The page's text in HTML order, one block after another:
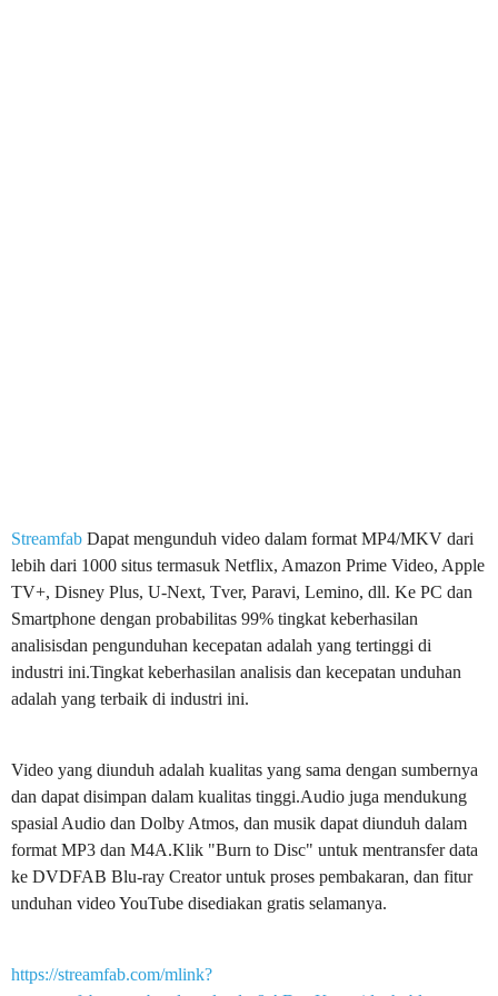
Streamfab Dapat mengunduh video dalam format MP4/MKV dari
lebih dari 1000 situs termasuk Netflix, Amazon Prime Video, Apple
TV+, Disney Plus, U-Next, Tver, Paravi, Lemino, dll. Ke PC dan
Smartphone dengan probabilitas 99% tingkat keberhasilan
analisisdan pengunduhan kecepatan adalah yang tertinggi di
industri ini.Tingkat keberhasilan analisis dan kecepatan unduhan
adalah yang terbaik di industri ini.
Video yang diunduh adalah kualitas yang sama dengan sumbernya
dan dapat disimpan dalam kualitas tinggi.Audio juga mendukung
spasial Audio dan Dolby Atmos, dan musik dapat diunduh dalam
format MP3 dan M4A.Klik "Burn to Disc" untuk mentransfer data
ke DVDFAB Blu-ray Creator untuk proses pembakaran, dan fitur
unduhan video YouTube disediakan gratis selamanya.
https://streamfab.com/mlink?